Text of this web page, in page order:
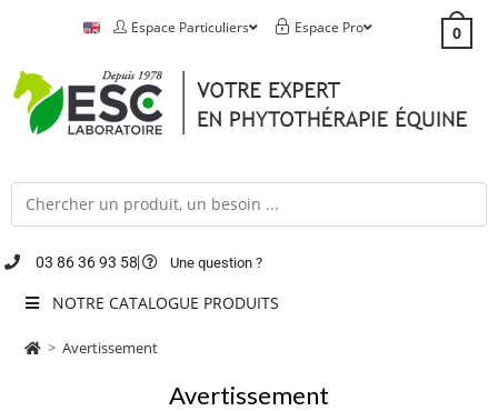
Espace Particuliers Espace Pro 0
03 86 36 93 58 Une question ?
NOTRE CATALOGUE PRODUITS
> Avertissement
Avertissement